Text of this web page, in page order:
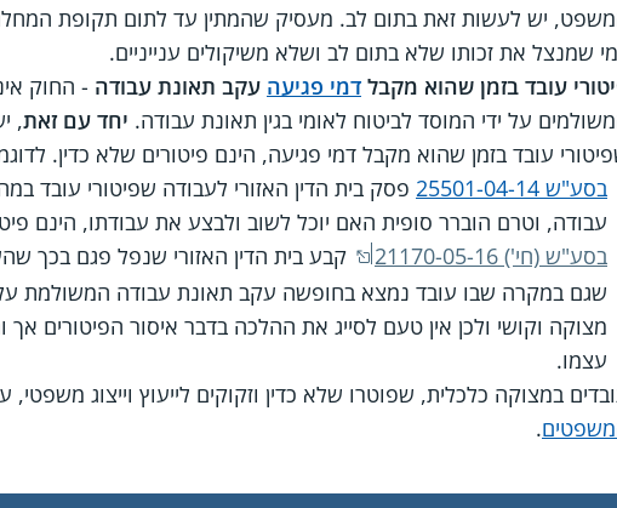
יש לעשות זאת בתום לב. מעסיק שהמתין עד לתום תקופת
שמנצל את זכותו שלא בתום לב ושלא משיקולים ענייניים.
עובד בזמן שהוא מקבל דמי פגיעה עקב תאונת עבודה - החוק
על ידי המוסד לביטוח לאומי בגין תאונת עבודה. יחד עם זאת,
עובד בזמן שהוא מקבל דמי פגיעה, הינם פיטורים שלא כדין.
בסע"ש 25501-04-14
פסק בית הדין האזורי לעבודה שפיטורי עובד
עבודה, וטרם הוברר סופית האם יוכל לשוב ולבצע את עבודתו, הינם
בסע"ש (חי') 21170-05-16
קבע בית הדין האזורי שנפל פגם בכך
שגם במקרה שבו עובד נמצא בחופשה עקב תאונת עבודה המשולמת על
מצוקה וקושי ולכן אין טעם לסייג את ההלכה בדבר איסור
עצמו.
במצוקה כלכלית, שפוטרו שלא כדין וזקוקים לייעוץ וייצוג משפטי,
.